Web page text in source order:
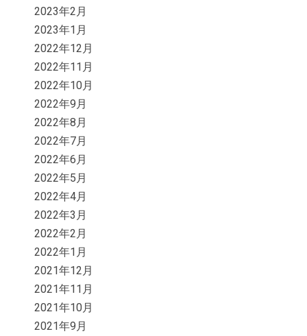
2023年2月
2023年1月
2022年12月
2022年11月
2022年10月
2022年9月
2022年8月
2022年7月
2022年6月
2022年5月
2022年4月
2022年3月
2022年2月
2022年1月
2021年12月
2021年11月
2021年10月
2021年9月